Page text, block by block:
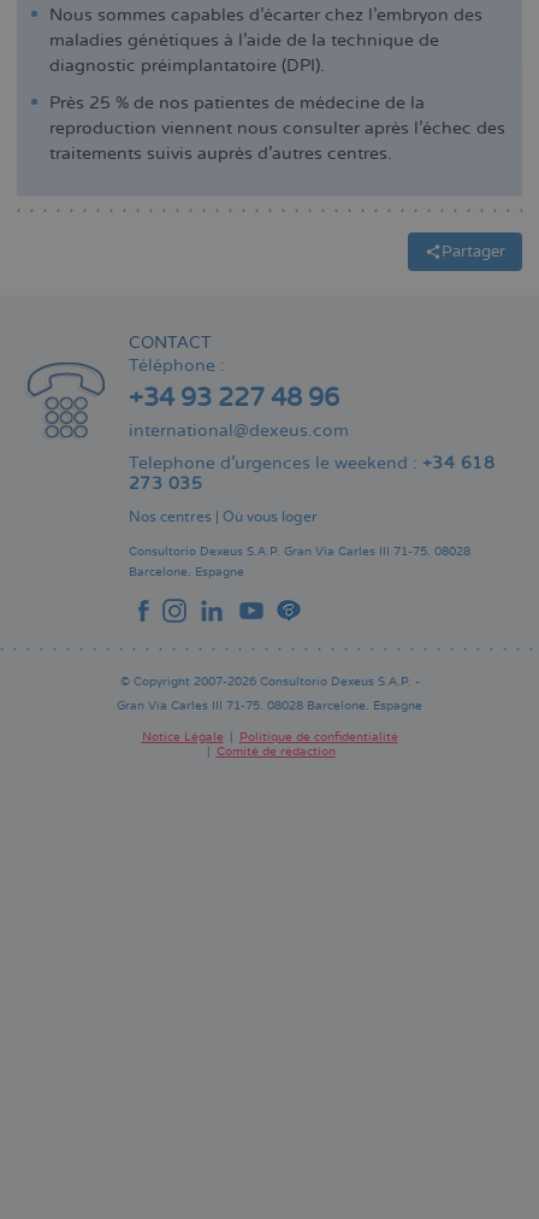
Nous sommes capables d'écarter chez l'embryon des
maladies génétiques à l'aide de la technique de
diagnostic préimplantatoire (DPI).
Près 25 % de nos patientes de médecine de la
reproduction viennent nous consulter après l'échec des
traitements suivis auprès d'autres centres.
Partager
CONTACT
Téléphone :
+34 93 227 48 96
international@dexeus.com
Telephone d’urgences le weekend : +34 618
273 035
Nos centres Où vous loger
Consultorio Dexeus S.A.P. Gran Via Carles III 71-75. 08028
Barcelone. Espagne
© Copyright 2007-2026 Consultorio Dexeus S.A.P. -
Gran Via Carles III 71-75. 08028 Barcelone. Espagne
Notice Légale
Politique de confidentialité
Comité de rédaction